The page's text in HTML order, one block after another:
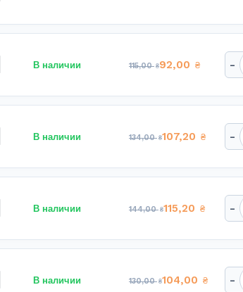
В наличии 115,00₴92,00 ₴ -
В наличии 134,00₴107,20 ₴ -
В наличии 144,00₴115,20 ₴ -
В наличии 130,00₴104,00 ₴ -